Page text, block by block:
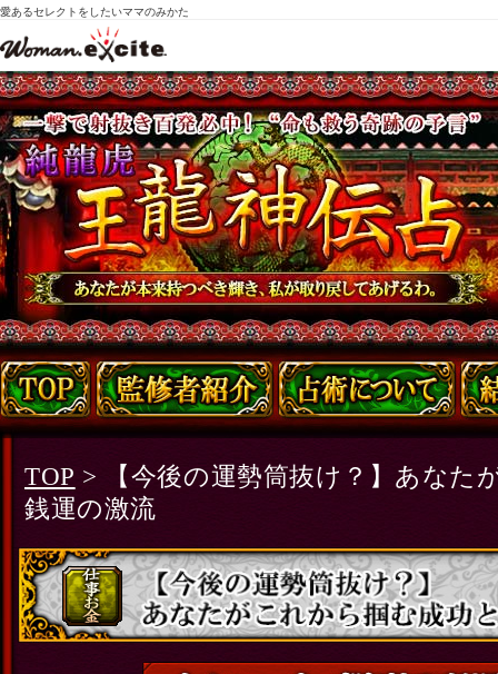
愛あるセレクトをしたいママのみかた
TOP > 【今後の運勢筒抜け？】あなた
銭運の激流